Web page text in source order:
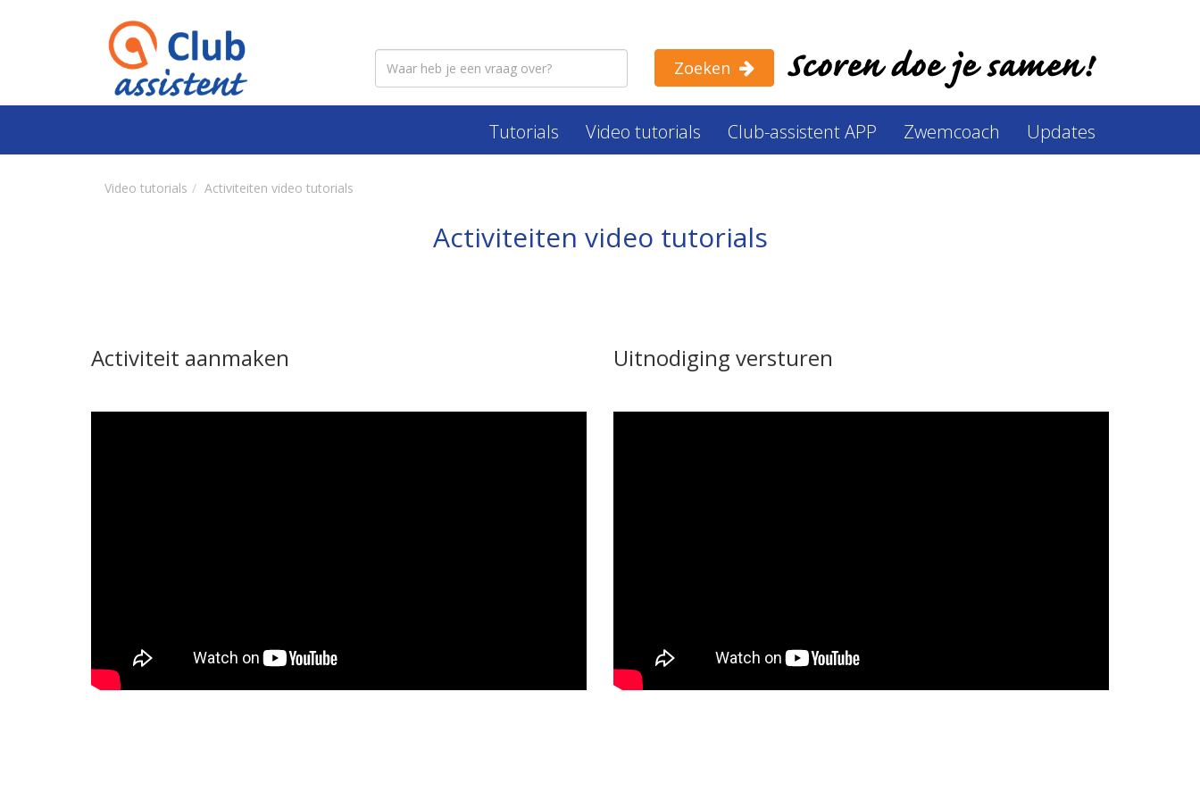
Zoeken
Tutorials Video tutorials Club-assistent APP Zwemcoach Updates
Video tutorials Activiteiten video tutorials
Activiteiten video tutorials
Activiteit aanmaken Uitnodiging versturen